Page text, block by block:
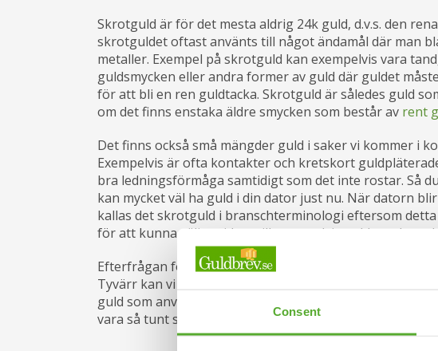
Consent
Skrotguld är för det mesta aldrig 24k guld, d.v.s. den
skrotguldet oftast använts till något ändamål där man
metaller. Exempel på skrotguld kan exempelvis vara
guldsmycken eller andra former av guld där guldet
för att bli en ren guldtacka. Skrotguld är således guld
om det finns enstaka äldre smycken som består av rent
Det finns också små mängder guld i saker vi kommer i
Exempelvis är ofta kontakter och kretskort
bra ledningsförmåga samtidigt som det inte rostar. Så
kan mycket väl ha guld i din dator just nu. När datorn
kallas det skrotguld i branschterminologi eftersom
för att kunna säljas vidare till exempelvis guldsmeder och
Efterfrågan för skrotguld är stor och det är därför vi på
Tyvärr kan vi inte ta emot kretskort eller andra
guld som används för sådana ändamål är försvinnande
vara så tunt som några atomer och är därför inte